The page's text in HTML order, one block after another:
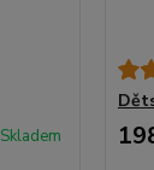
Skladem